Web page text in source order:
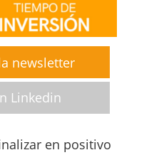
newsletter
Linkedin
en positivo